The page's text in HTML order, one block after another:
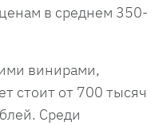
в среднем 350-
винирами,
стоит от 700 тысяч
Среди